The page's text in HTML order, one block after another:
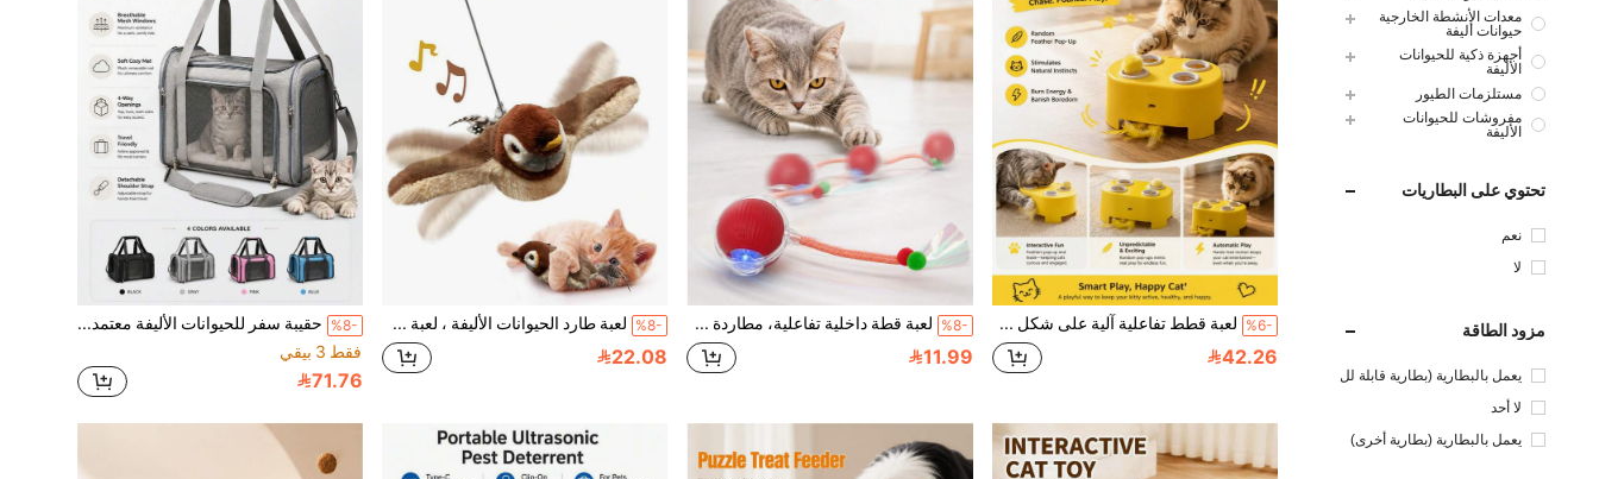
معدات الأنشطة الخارجية
حيوانات أليفة
أجهزة ذكية للحيوانات
الأليفة
مستلزمات الطيور
مفروشات للحيوانات
الأليفة
تحتوي على البطاريات
نعم
لا
مزود الطاقة
يعمل بالبطارية (بطارية قابلة لل
شحن)
لا أحد
يعمل بالبطارية (بطارية أخرى)
%6- لعبة قطط تفاعلية آلية على شكل جبنة، مركز نشاط إلكتروني للقطط 3 في 1، لعبة تفاعلية قابلة للشحن عبر USB، مناسبة للقطط المنزلية والقطط الصغيرة، تخفف من الملل
42.26
%8- لعبة قطة داخلية تفاعلية، مطاردة كرة ذكية آلية مع ذيل، لعبة قطة كهربائية ذاتية الحركة، مناسبة للقطط الصغيرة والقطط البالغة، لعبة حيوان أليف لتخفيف الملل
11.99
%8- لعبة طارد الحيوانات الأليفة ، لعبة طائر مغرد كهربائي مع اهتزاز تلقائي وحركة أجنحة ، لعبة القطط ، مستلزمات الحيوانات الأليفة ، منتجات الجراء - ليست للطيران
22.08
%8-
حقيبة سفر للحيوانات الأليفة معتمدة من شركات الطيران للقطط والكلاب، حقيبة سفر قابلة للطي ذات جوانب ناعمة مع نوافذ شبكية قابلة للتنفس، دعم إطار فولاذي، وسادة قابلة للغسل، حزام كتف، مناسبة للحيوانات الأليفة تحت 16 رطل
فقط 3 بيقي
71.76